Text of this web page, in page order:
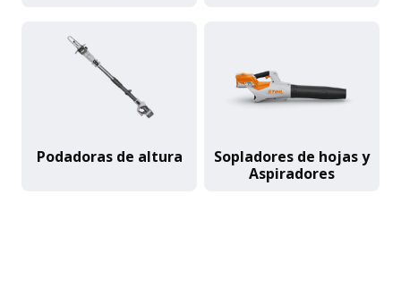
Podadoras de altura
Sopladores de hojas y
Aspiradores